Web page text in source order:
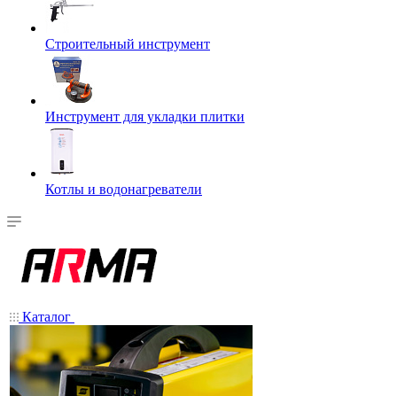
Строительный инструмент
Инструмент для укладки плитки
Котлы и водонагреватели
Каталог